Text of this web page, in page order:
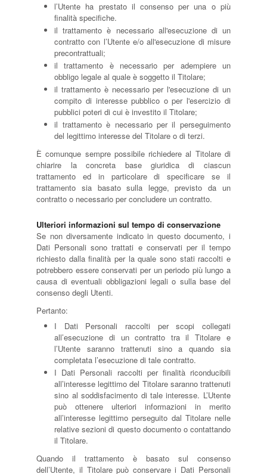
l’Utente ha prestato il consenso per una o più
finalità specifiche.
il trattamento è necessario all'esecuzione di un
contratto con l’Utente e/o all'esecuzione di misure
precontrattuali;
il trattamento è necessario per adempiere un
obbligo legale al quale è soggetto il Titolare;
il trattamento è necessario per l'esecuzione di un
compito di interesse pubblico o per l'esercizio di
pubblici poteri di cui è investito il Titolare;
il trattamento è necessario per il perseguimento
del legittimo interesse del Titolare o di terzi.
È comunque sempre possibile richiedere al Titolare di
chiarire la concreta base giuridica di ciascun
trattamento ed in particolare di specificare se il
trattamento sia basato sulla legge, previsto da un
contratto o necessario per concludere un contratto.
Ulteriori informazioni sul tempo di conservazione
Se non diversamente indicato in questo documento, i
Dati Personali sono trattati e conservati per il tempo
richiesto dalla finalità per la quale sono stati raccolti e
potrebbero essere conservati per un periodo più lungo a
causa di eventuali obbligazioni legali o sulla base del
consenso degli Utenti.
Pertanto:
I Dati Personali raccolti per scopi collegati
all’esecuzione di un contratto tra il Titolare e
l’Utente saranno trattenuti sino a quando sia
completata l’esecuzione di tale contratto.
I Dati Personali raccolti per finalità riconducibili
all’interesse legittimo del Titolare saranno trattenuti
sino al soddisfacimento di tale interesse. L’Utente
può ottenere ulteriori informazioni in merito
all’interesse legittimo perseguito dal Titolare nelle
relative sezioni di questo documento o contattando
il Titolare.
Quando il trattamento è basato sul consenso
dell’Utente, il Titolare può conservare i Dati Personali